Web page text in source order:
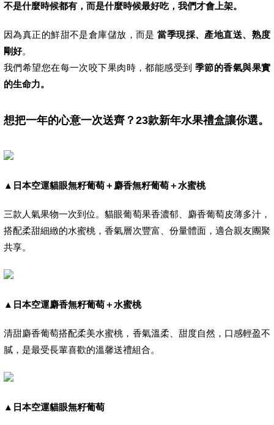
不是什麼時候都有，而是什麼時候最好吃，我們才會上架。
因為真正的鮮甜不是倉庫儲放，而是當季現採、產地直送、熟度
剛好。
我們希望您在每一次咬下果肉時，都能感受到 季節的香氣與果實
的生命力。
想把一年的心意一次送齊？23款新年水果禮盒讓你選。
▲ 日本空運貓眼無籽葡萄＋麝香無籽葡萄＋水蜜桃
三款人氣果物一次到位。貓眼葡萄果香濃郁、麝香葡萄皮薄多汁，
搭配柔甜細緻的水蜜桃，香氣層次豐富、份量體面，適合親友團聚
共享。
▲ 日本空運麝香無籽葡萄＋水蜜桃
清甜麝香葡萄搭配柔美水蜜桃，香氣溫柔、甜度自然，口感輕盈不
膩，是最受長輩喜歡的溫馨送禮組合。
▲ 日本空運貓眼無籽葡萄